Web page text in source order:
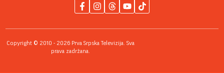
Copyright © 2010 - 2026 Prva Srpska Televizija. Sva
prava zadržana.